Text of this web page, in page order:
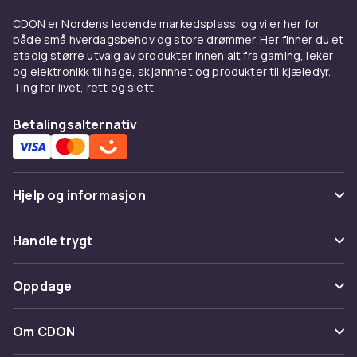
til alle enheter. Kontroller kompatibilitet med
eksisterende utstyr. Hos CDON handler du
trygt online med rask levering og enkel retur.
Utforsk hele sortimentet av nettverksutstyr
hos CDON.
Trådløse tilgangspunkter –
kjøp nettverksutstyr online
hos CDON
nettverksinfrastruktur for hjemmet og
kontoret. Hos CDON finner du et bredt utvalg
av trådløse tilgangspunkter fra kjente merker
som TP-Link, ASUS, Netgear, Cisco og Ubiquiti
til konkurransedyktige priser. Enten du skal
CDON er Nordens ledende markedsplass, og vi er her for
både små hverdagsbehov og store drømmer. Her finner du et
stadig større utvalg av produkter innen alt fra gaming, leker
og elektronikk til hage, skjønnhet og produkter til kjæledyr.
Ting for livet, rett og slett.
Betalingsalternativ
Hjelp og informasjon
Vanlige spørsmål
Spor pakke
Angre & returner her
Kontakt oss
Handle trygt
Betaling
Levering
Oppdage
Kategorier
Om CDON